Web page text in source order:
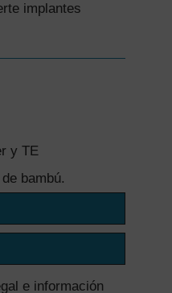
implantes
y TE
bambú.
e información